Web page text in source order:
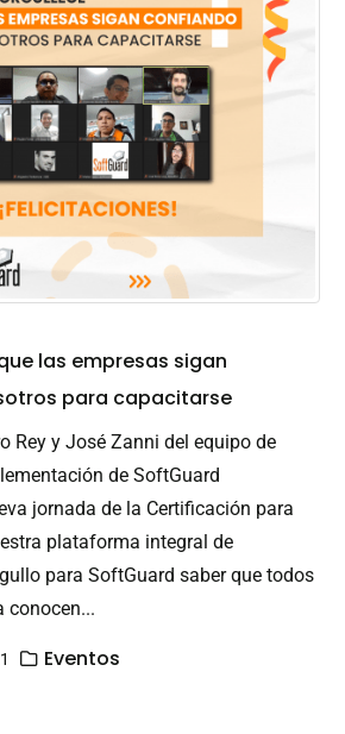
las empresas sigan
para capacitarse
Rey y José Zanni del equipo de
de SoftGuard
jornada de la Certificación para
plataforma integral de
para SoftGuard saber que todos
conocen...
Eventos